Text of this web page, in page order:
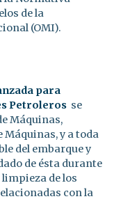
de la
(OMI).
para
Petroleros se
Máquinas,
Máquinas, y a toda
del embarque y
de ésta durante
limpieza de los
con la